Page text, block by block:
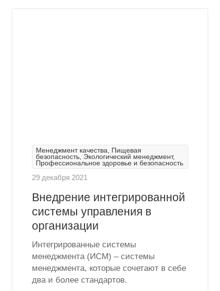
Менеджмент качества, Пищевая
безопасность, Экологический менеджмент,
Профессиональное здоровье и безопасность
29 декабря 2021
Внедрение интегрированной
системы управления в
организации
Интегрированные системы
менеджмента (ИСМ) – системы
менеджмента, которые сочетают в себе
два и более стандартов.